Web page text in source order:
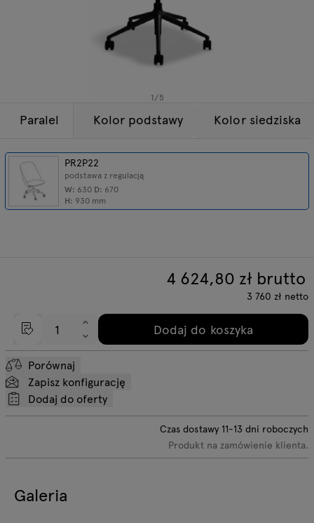
1/5
Paralel
PR2P22
podstawa z regulacją
W: 630 D: 670
H: 930 mm
Kolor podstawy Kolor siedziska
4 624,80 zł brutto
3 760 zł netto
Dodaj do koszyka
Porównaj
Zapisz konfigurację
Dodaj do oferty
Czas dostawy 11-13 dni roboczych
Produkt na zamówienie klienta.
Galeria